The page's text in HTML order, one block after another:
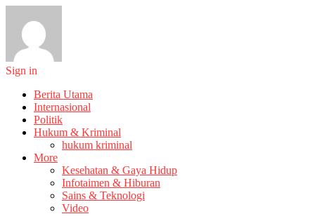
Sign in
Berita Utama
Internasional
Politik
Hukum & Kriminal
hukum kriminal
More
Kesehatan & Gaya Hidup
Infotaimen & Hiburan
Sains & Teknologi
Video